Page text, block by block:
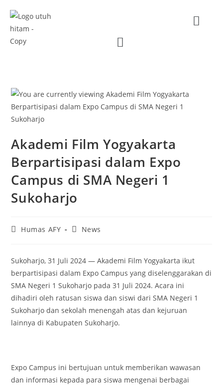
Akademi Film Yogyakarta
Berpartisipasi dalam Expo
Campus di SMA Negeri 1
Sukoharjo
Humas AFY News
Sukoharjo, 31 Juli 2024 — Akademi Film Yogyakarta ikut
berpartisipasi dalam Expo Campus yang diselenggarakan di
SMA Negeri 1 Sukoharjo pada 31 Juli 2024. Acara ini
dihadiri oleh ratusan siswa dan siswi dari SMA Negeri 1
Sukoharjo dan sekolah menengah atas dan kejuruan
lainnya di Kabupaten Sukoharjo.
Expo Campus ini bertujuan untuk memberikan wawasan
dan informasi kepada para siswa mengenai berbagai